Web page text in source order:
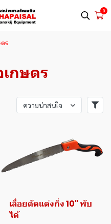
0
ร
เกษตร
ความน่าสนใจ
เลื่อยตัดแต่งกิ่ง 10" พับ
ได้